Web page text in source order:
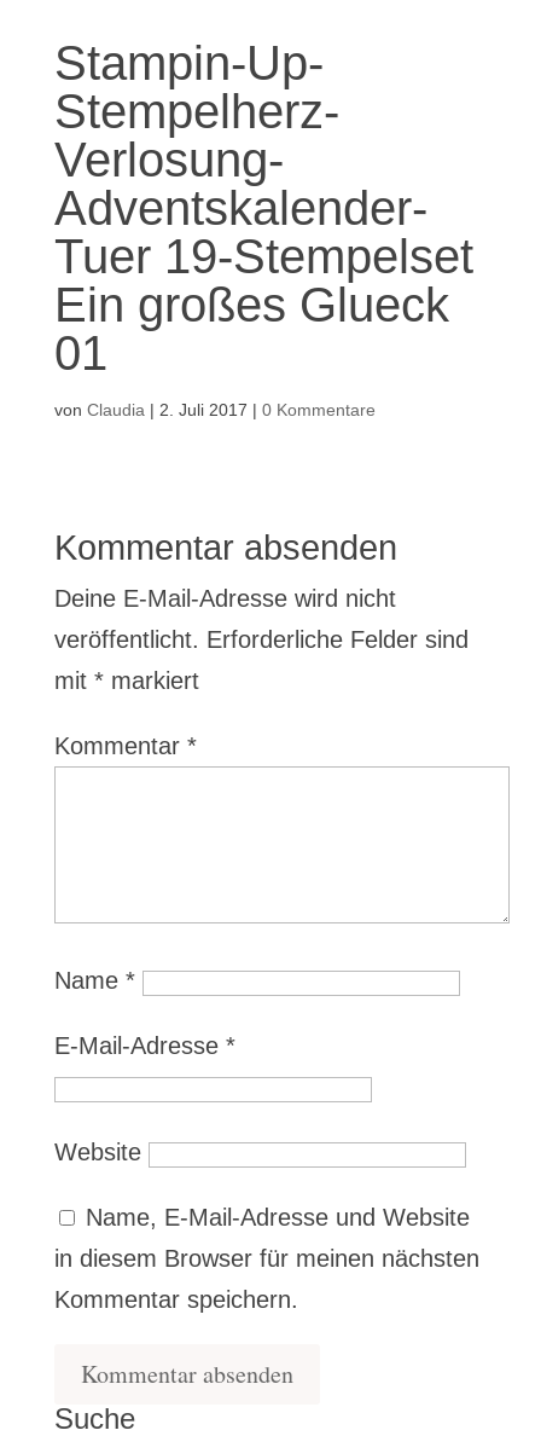
Stampin-Up-
Stempelherz-
Verlosung-
Adventskalender-
Tuer 19-Stempelset
Ein großes Glueck
01
von Claudia | 2. Juli 2017 | 0 Kommentare
Kommentar absenden
Deine E-Mail-Adresse wird nicht
veröffentlicht. Erforderliche Felder sind
mit *markiert
Kommentar *
Name *
E-Mail-Adresse *
Website
Name, E-Mail-Adresse und Website
in diesem Browser für meinen nächsten
Kommentar speichern.
Suche